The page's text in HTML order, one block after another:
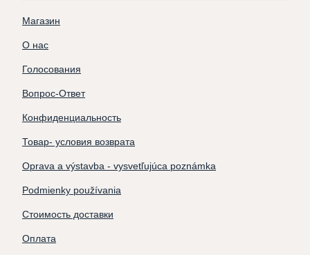
Магазин
О нас
Голосования
Вопрос-Ответ
Конфиденциальность
Товар- условия возврата
Oprava a výstavba - vysvetľujúca poznámka
Podmienky používania
Стоимость доставки
Оплата